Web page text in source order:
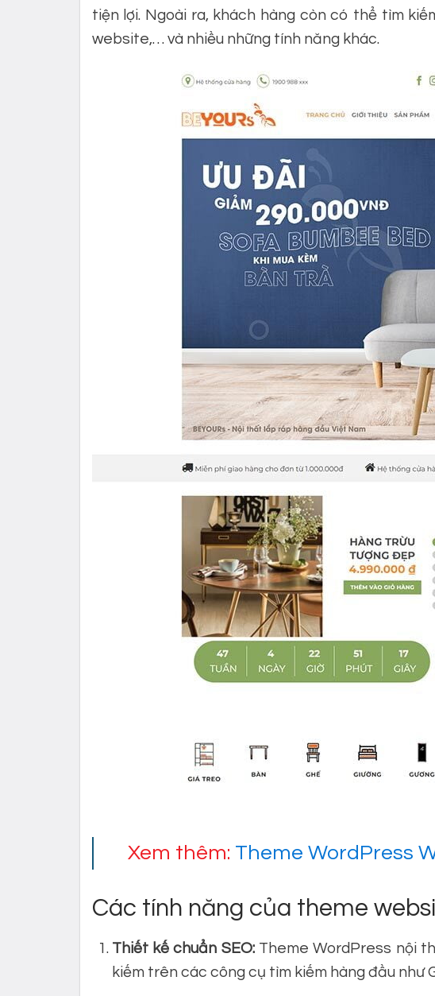
tiện lợi. Ngoài ra, khách hàng còn có thể tìm
website,… và nhiều những tính năng khác.
Xem thêm: Theme WordPress
Các tính năng của theme
Thiết kế chuẩn SEO:Theme WordPress nội
kiếm trên các công cụ tìm kiếm hàng đầu như